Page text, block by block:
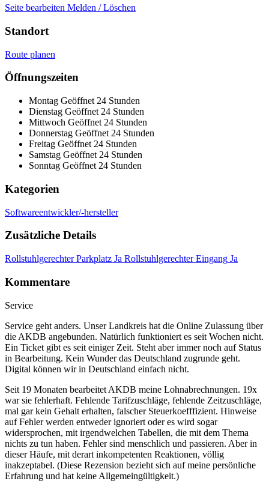
Seite bearbeiten Melden / Löschen
Standort
Route planen
AKDB - Anstalt für Kommunale Datenverarbeitung
in Bayern
+
Öffnungszeiten
Montag Geöffnet 24 Stunden
Dienstag Geöffnet 24 Stunden
Mittwoch Geöffnet 24 Stunden
Donnerstag Geöffnet 24 Stunden
Freitag Geöffnet 24 Stunden
Samstag Geöffnet 24 Stunden
Sonntag Geöffnet 24 Stunden
Kategorien
Softwareentwickler/-hersteller
Zusätzliche Details
Rollstuhlgerechter Parkplatz Ja Rollstuhlgerechter Eingang Ja
Kommentare
Service
Service geht anders. Unser Landkreis hat die Online Zulassung über
die AKDB angebunden. Natürlich funktioniert es seit Wochen nicht.
Ein Ticket gibt es seit einiger Zeit. Steht aber immer noch auf Status
in Bearbeitung. Kein Wunder das Deutschland zugrunde geht.
Digital können wir in Deutschland einfach nicht.
Seit 19 Monaten bearbeitet AKDB meine Lohnabrechnungen. 19x
war sie fehlerhaft. Fehlende Tarifzuschläge, fehlende Zeitzuschläge,
mal gar kein Gehalt erhalten, falscher Steuerkoefffizient. Hinweise
auf Fehler werden entweder ignoriert oder es wird sogar
widersprochen, mit irgendwelchen Tabellen, die mit dem Thema
nichts zu tun haben. Fehler sind menschlich und passieren. Aber in
dieser Häufe, mit derart inkompetenten Reaktionen, völlig
inakzeptabel. (Diese Rezension bezieht sich auf meine persönliche
Erfahrung und hat keine Allgemeingültigkeit.)